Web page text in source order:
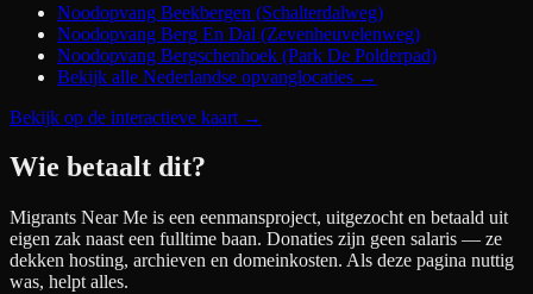
Noodopvang Beekbergen (Schalterdalweg)
Noodopvang Berg En Dal (Zevenheuvelenweg)
Noodopvang Bergschenhoek (Park De Polderpad)
Bekijk alle Nederlandse opvanglocaties →
Bekijk op de interactieve kaart →
Wie betaalt dit?
Migrants Near Me is een eenmansproject, uitgezocht en betaald uit
eigen zak naast een fulltime baan. Donaties zijn geen salaris — ze
dekken hosting, archieven en domeinkosten. Als deze pagina nuttig
was, helpt alles.